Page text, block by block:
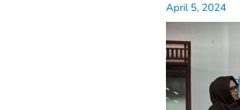
April 5, 2024